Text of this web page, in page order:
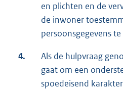
en plichten en de
de inwoner
persoonsgegevens
4.
Als de hulpvraag
gaat om een
spoedeisend